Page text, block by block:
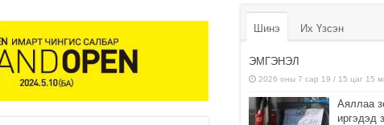
Шинэ Их Үзсэн
ЭМГЭНЭЛ
2026 оны 7 сар 19 / 15 цаг 15
Аяллаа
иргэдэд